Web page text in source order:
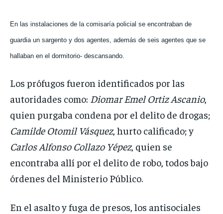
En las instalaciones de la comisaría policial se encontraban de
guardia un sargento y dos agentes, además de seis agentes que se
hallaban en el dormitorio- descansando.
Los prófugos fueron identificados por las
autoridades como: Diomar Emel Ortiz Ascanio,
quien purgaba condena por el delito de drogas;
Camilde Otomil Vásquez, hurto calificado; y
Carlos Alfonso Collazo Yépez, quien se
encontraba allí por el delito de robo, todos bajo
órdenes del Ministerio Público.
En el asalto y fuga de presos, los antisociales